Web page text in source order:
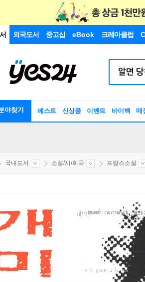
외국도서 중고샵 eBook 크레마클럽
야찾기 베스트 신상품 이벤트 바이백 매
국내도서 소설/시/희곡 프랑스소설